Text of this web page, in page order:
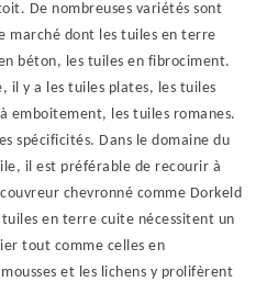
De nombreuses variétés sont
marché dont les tuiles en terre
béton, les tuiles en fibrociment.
il y a les tuiles plates, les tuiles
emboitement, les tuiles romanes.
spécificités. Dans le domaine du
il est préférable de recourir à
couvreur chevronné comme Dorkeld
tuiles en terre cuite nécessitent un
tout comme celles en
et les lichens y prolifèrent